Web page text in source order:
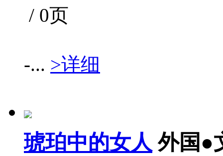
/ 0页
-... >详细
琥珀中的女人 外国●